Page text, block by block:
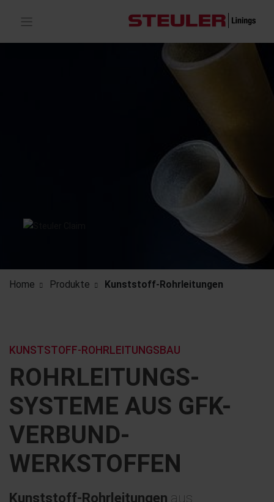
Home Produkte Kunststoff-Rohrleitungen
ROHRLEITUNGS­
SYSTEME AUS GFK-
VERBUND­
WERKSTOFFEN
KUNSTSTOFF-ROHRLEITUNGSBAU
Kunststoff-Rohrleitungen aus